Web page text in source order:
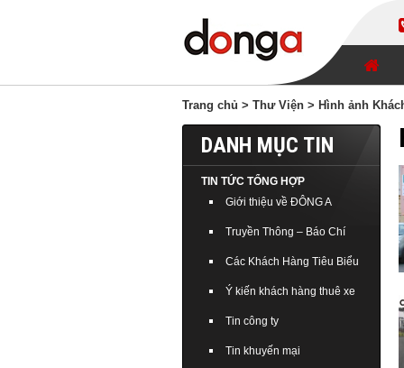
Trang chủ > Thư Viện > Hình ảnh
DANH MỤC TIN
TIN TỨC TỔNG HỢP
Giới thiệu về ĐÔNG A
Truyền Thông – Báo Chí
Các Khách Hàng Tiêu Biểu
Ý kiến khách hàng thuê xe
Tin công ty
Tin khuyến mại